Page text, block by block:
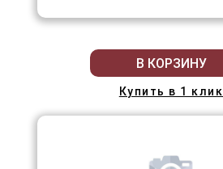
В КОРЗИНУ
Купить в 1 клик